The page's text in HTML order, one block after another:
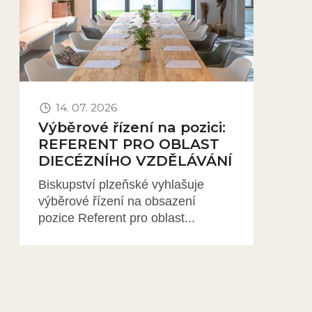
14. 07. 2026
Výběrové řízení na pozici:
REFERENT PRO OBLAST
DIECÉZNÍHO VZDĚLÁVÁNÍ
Biskupství plzeňské vyhlašuje
výběrové řízení na obsazení
pozice Referent pro oblast...